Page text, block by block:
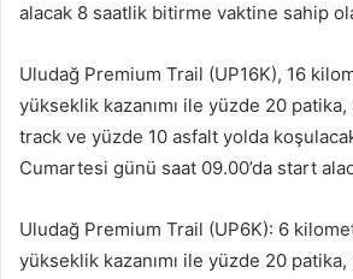
alacak 8 saatlik bitirme vaktine sahip
Uludağ Premium Trail (UP16K), 16
yükseklik kazanımı ile yüzde 20
track ve yüzde 10 asfalt yolda
Cumartesi günü saat 09.00’da start
Uludağ Premium Trail (UP6K): 6
yükseklik kazanımı ile yüzde 20